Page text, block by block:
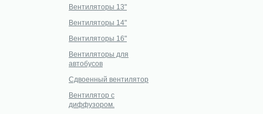
Вентиляторы 13"
Вентиляторы 14"
Вентиляторы 16"
Вентиляторы для
автобусов
Сдвоенный вентилятор
Вентилятор с
диффузором.